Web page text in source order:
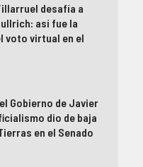
desafía a
así fue la
voto virtual en el
Gobierno de Javier
dio de baja
en el Senado